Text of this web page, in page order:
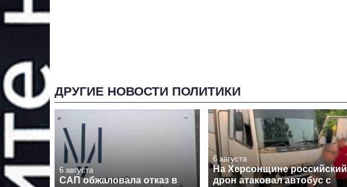
ДРУГИЕ НОВОСТИ ПОЛИТИКИ
6 августа
САП обжаловала отказ в
6 августа
На Херсонщине российский
дрон атаковал автобус с